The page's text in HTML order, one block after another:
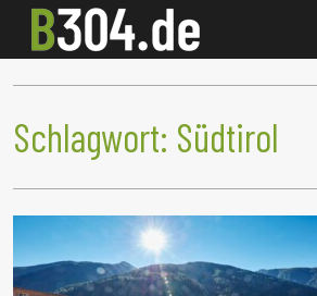
Schlagwort: Südtirol